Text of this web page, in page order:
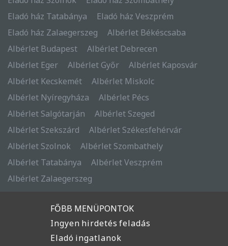
Eladó ház Tatabánya
Eladó ház Veszprém
Eladó ház Zalaegerszeg
Albérlet Békéscsaba
Albérlet Budapest
Albérlet Debrecen
Albérlet Eger
Albérlet Győr
Albérlet Kaposvár
Albérlet Kecskemét
Albérlet Miskolc
Albérlet Nyíregyháza
Albérlet Pécs
Albérlet Salgótarján
Albérlet Szeged
Albérlet Szekszárd
Albérlet Székesfehérvár
Albérlet Szolnok
Albérlet Szombathely
Albérlet Tatabánya
Albérlet Veszprém
Albérlet Zalaegerszeg
FŐBB MENÜPONTOK
Ingyen hirdetés feladás
Eladó ingatlanok